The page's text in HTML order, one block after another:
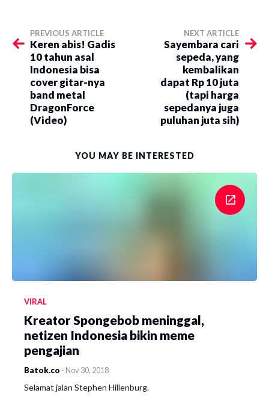
PREVIOUS ARTICLE
Keren abis! Gadis
10 tahun asal
Indonesia bisa
cover gitar-nya
band metal
DragonForce
(Video)
NEXT ARTICLE
Sayembara cari
sepeda, yang
kembalikan
dapat Rp 10 juta
(tapi harga
sepedanya juga
puluhan juta sih)
YOU MAY BE INTERESTED
VIRAL
Kreator Spongebob meninggal,
netizen Indonesia bikin meme
pengajian
Batok.co - Nov 30, 2018
Selamat jalan Stephen Hillenburg.